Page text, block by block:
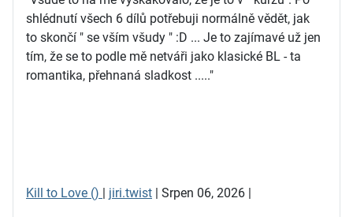
shlédnutí všech 6 dílů potřebuji normálně vědět, jak
to skončí " se vším všudy " :D ... Je to zajímavé už jen
tím, že se to podle mě netváři jako klasické BL - ta
romantika, přehnaná sladkost ....."
Kill to Love () | jiri.twist | Srpen 06, 2026 |